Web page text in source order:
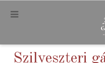
.
Szilveszteri